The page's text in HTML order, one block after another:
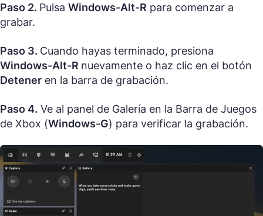
Paso 2. Pulsa Windows-Alt-R para comenzar a
grabar.
Paso 3. Cuando hayas terminado, presiona
Windows-Alt-R nuevamente o haz clic en el botón
Detener en la barra de grabación.
Paso 4. Ve al panel de Galería en la Barra de Juegos
de Xbox (Windows-G) para verificar la grabación.